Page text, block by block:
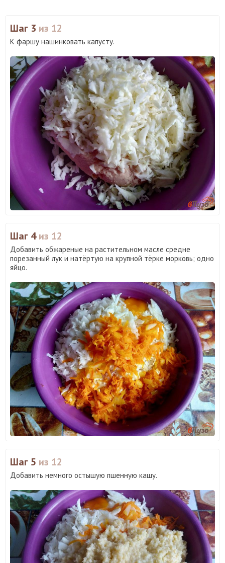
Шаг 3 из 12
К фаршу нашинковать капусту.
Шаг 4из 12
Добавить обжареные на растительном масле средне
порезанный лук и натёртую на крупной тёрке морковь; одно
яйцо.
Шаг 5 из 12
Добавить немного остышую пшенную кашу.